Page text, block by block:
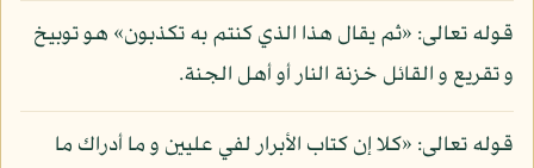
قوله تعالى: «ثم يقال هذا الذي كنتم به تكذبون» هو توبيخ
و تقريع و القائل خزنة النار أو أهل الجنة.
قوله تعالى: «كلا إن كتاب الأبرار لفي عليين و ما أدراك ما